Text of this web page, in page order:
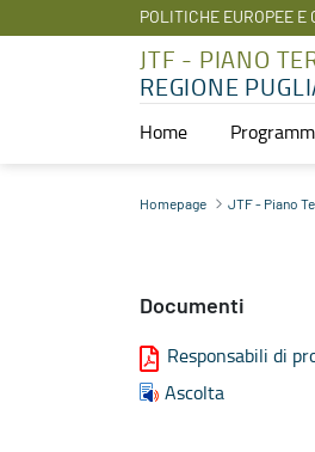
POLITICHE EUROPEE
JTF - PIANO
REGIONE
Home
Documenti Strutture Responsabili -
Homepage JTF - Piano
Documenti
Responsabili di
Ascolta